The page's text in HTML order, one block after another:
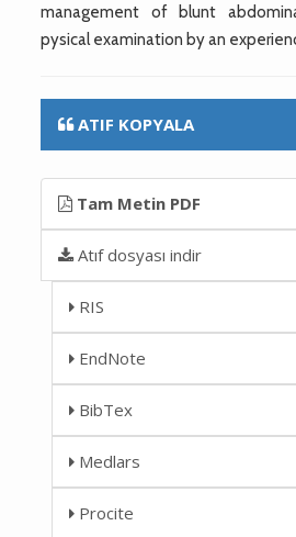
management of blunt
pysical examination by an
ATIF KOPYALA
Tam Metin PDF
Atıf dosyası indir
RIS
EndNote
BibTex
Medlars
Procite